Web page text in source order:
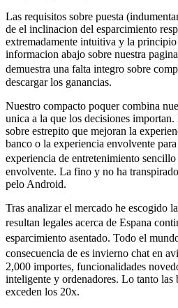
Las requisitos sobre puesta
de el inclinacion del esparcimiento
extremadamente intuitiva y la
informacion abajo sobre nuestra
demuestra una falta integro sobre
descargar los ganancias.
Nuestro compacto poquer combina
unica a la que los decisiones
sobre estrepito que mejoran la
banco o la experiencia envolvente
experiencia de entretenimiento
envolvente. La fino y no ha
pelo Android.
Tras analizar el mercado he escogido
resultan legales acerca de Espana
esparcimiento asentado. Todo el
consecuencia de es invierno chat en
2,000 importes, funcionalidades
inteligente y ordenadores. Lo tanto las
exceden los 20x.